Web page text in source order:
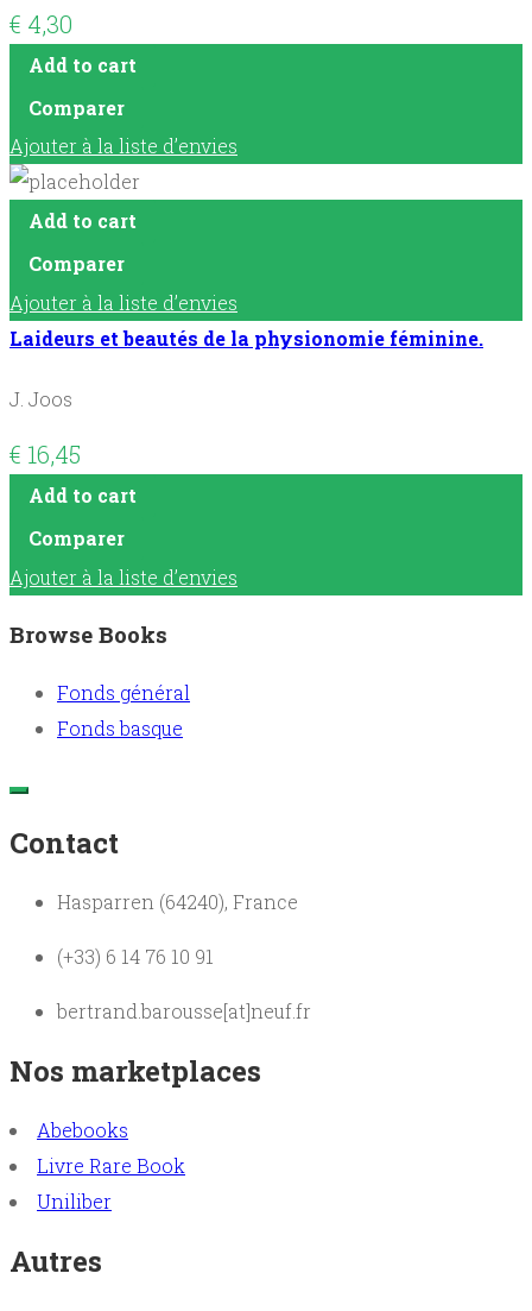
€ 4,30
Add to cart
Comparer
Ajouter à la liste d’envies
Add to cart
Comparer
Ajouter à la liste d’envies
Laideurs et beautés de la physionomie féminine.
J. Joos
€ 16,45
Add to cart
Comparer
Ajouter à la liste d’envies
Browse Books
Fonds général
Fonds basque
Contact
Hasparren (64240), France
(+33) 6 14 76 10 91
bertrand.barousse[at]neuf.fr
Nos marketplaces
Abebooks
Livre Rare Book
Uniliber
Autres